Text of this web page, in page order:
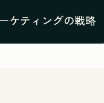
ケティングの戦略